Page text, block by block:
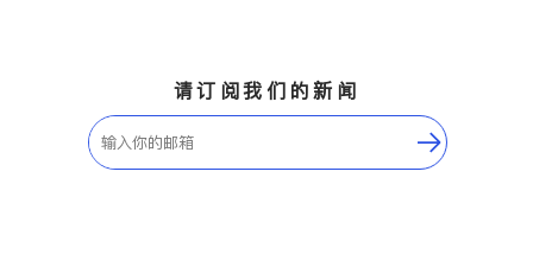
请订阅我们的新闻